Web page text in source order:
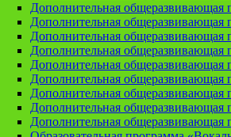
Дополнительная общеразвивающая
Дополнительная общеразвивающая
Дополнительная общеразвивающая
Дополнительная общеразвивающая
Дополнительная общеразвивающая
Дополнительная общеразвивающая
Дополнительная общеразвивающая
Дополнительная общеразвивающая
Дополнительная общеразвивающая